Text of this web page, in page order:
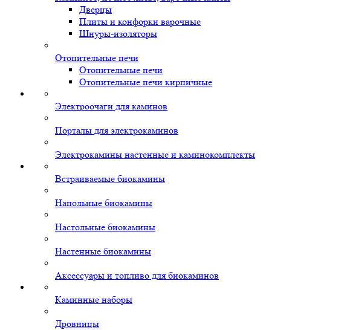
Дверцы
Плиты и конфорки варочные
Шнуры-изоляторы
Отопительные печи
Отопительные печи
Отопительные печи кирпичные
Электроочаги для каминов
Порталы для электрокаминов
Электрокамины настенные и каминокомплекты
Встраиваемые биокамины
Напольные биокамины
Настольные биокамины
Настенные биокамины
Аксессуары и топливо для биокаминов
Каминные наборы
Дровницы